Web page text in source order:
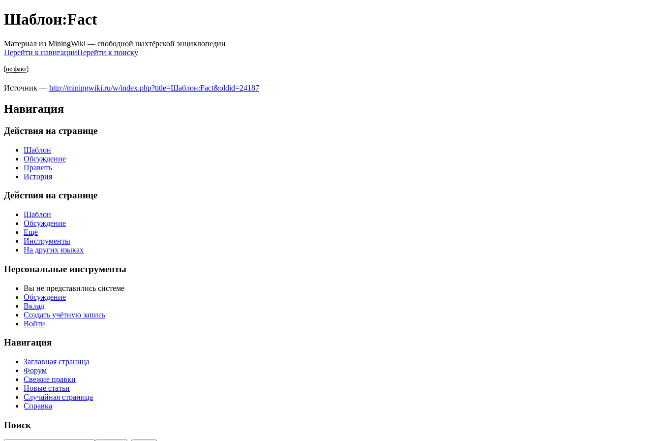
Шаблон:Fact
Материал из MiningWiki — свободной шахтёрской энциклопедии
Перейти к навигацииПерейти к поиску
[не факт]
Источник — http://miningwiki.ru/w/index.php?title=Шаблон:Fact&oldid=24187
Навигация
Действия на странице
Шаблон
Обсуждение
Править
История
Действия на странице
Шаблон
Обсуждение
Ещё
Инструменты
На других языках
Персональные инструменты
Вы не представились системе
Обсуждение
Вклад
Создать учётную запись
Войти
Навигация
Заглавная страница
Форум
Свежие правки
Новые статьи
Случайная страница
Справка
Поиск